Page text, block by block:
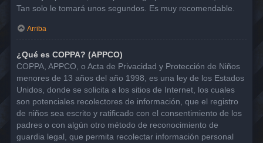
Tan solo le tomará unos segundos. Es muy recomendable.
Arriba
¿Qué es COPPA? (APPCO)
COPPA, APPCO, o Acta de Privacidad y Protección de Niños
menores de 13 años del año 1998, es una ley de los Estados
Unidos, donde se solicita a los sitios de Internet, los cuales
son potenciales recolectores de información, que el registro
de niños sea escrito y ratificado con el consentimiento de los
padres o con algún otro método de reconocimiento de
guardia legal, que permita recolectar información personal